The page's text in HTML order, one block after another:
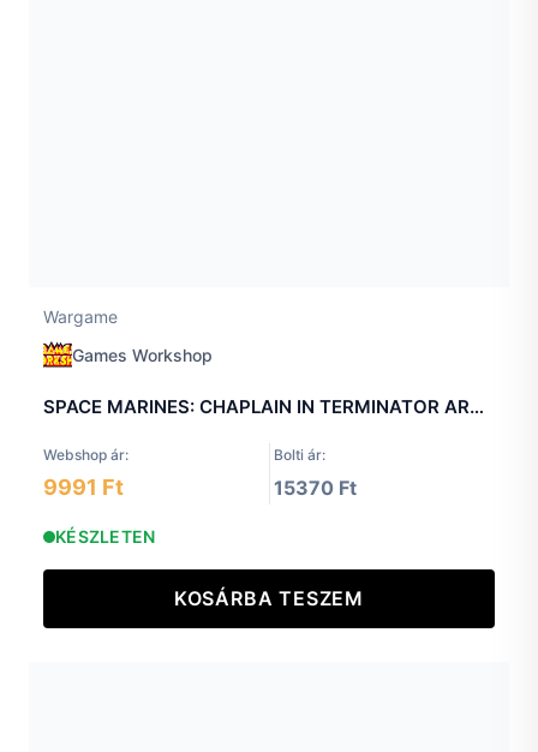
Wargame
Games Workshop
SPACE MARINES: CHAPLAIN IN TERMINATOR ARMOUR
Webshop ár: Bolti ár:
9991 Ft 15370 Ft
KÉSZLETEN
KOSÁRBA TESZEM